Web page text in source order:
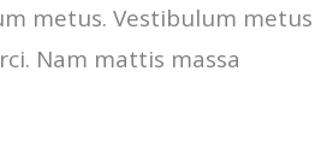
metus. Vestibulum metus
Nam mattis massa